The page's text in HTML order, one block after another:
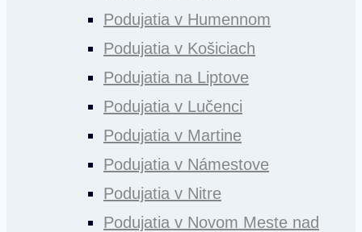
Podujatia v Humennom
Podujatia v Košiciach
Podujatia na Liptove
Podujatia v Lučenci
Podujatia v Martine
Podujatia v Námestove
Podujatia v Nitre
Podujatia v Novom Meste nad